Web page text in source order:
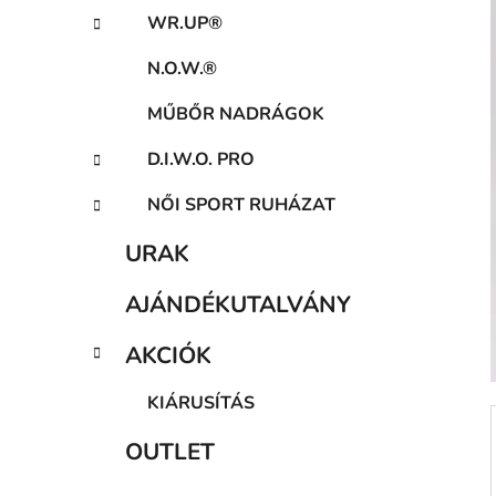
n
WR.UP®
N.O.W.®
MŰBŐR NADRÁGOK
D.I.W.O. PRO
NŐI SPORT RUHÁZAT
URAK
AJÁNDÉKUTALVÁNY
AKCIÓK
KIÁRUSÍTÁS
OUTLET